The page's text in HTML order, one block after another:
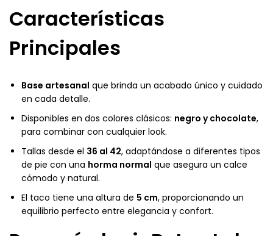
Características
Principales
Base artesanal que brinda un acabado único y cuidado
en cada detalle.
Disponibles en dos colores clásicos: negro y chocolate,
para combinar con cualquier look.
Tallas desde el 36 al 42, adaptándose a diferentes tipos
de pie con una horma normal que asegura un calce
cómodo y natural.
El taco tiene una altura de 5 cm, proporcionando un
equilibrio perfecto entre elegancia y confort.